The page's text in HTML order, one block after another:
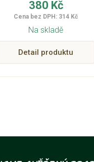
380 Kč
Cena bez DPH: 314 Kč
Na skladě
Detail produktu